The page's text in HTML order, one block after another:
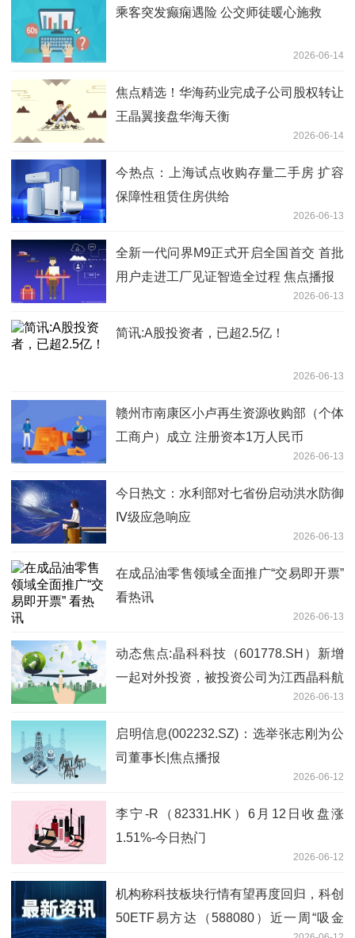
乘客突发癫痫遇险 公交师徒暖心施救
2026-06-14
焦点精选！华海药业完成子公司股权转让
王晶翼接盘华海天衡
2026-06-14
今热点：上海试点收购存量二手房 扩容
保障性租赁住房供给
2026-06-13
全新一代问界M9正式开启全国首交 首批
用户走进工厂见证智造全过程 焦点播报
2026-06-13
简讯:A股投资者，已超2.5亿！
2026-06-13
赣州市南康区小卢再生资源收购部（个体
工商户）成立 注册资本1万人民币
2026-06-13
今日热文：水利部对七省份启动洪水防御
Ⅳ级应急响应
2026-06-13
在成品油零售领域全面推广“交易即开票”
看热讯
2026-06-13
动态焦点:晶科科技（601778.SH）新增
一起对外投资，被投资公司为江西晶科航
2026-06-13
启明信息(002232.SZ)：选举张志刚为公
司董事长|焦点播报
2026-06-12
李宁-R（82331.HK）6月12日收盘涨
1.51%-今日热门
2026-06-12
机构称科技板块行情有望再度回归，科创
50ETF易方达（588080）近一周“吸金